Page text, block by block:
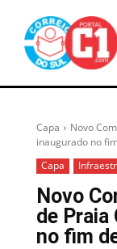
Capa
Novo
inaugurado no
Capa
Novo
de Praia
no fim